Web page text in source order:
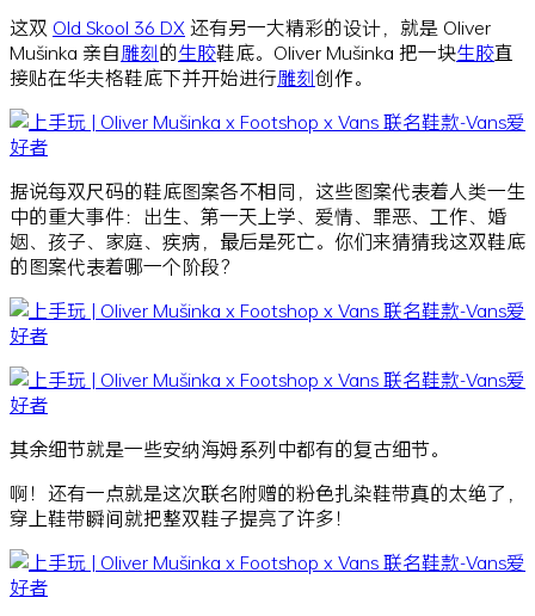
这双 Old Skool 36 DX 还有另一大精彩的设计，就是 Oliver
Mušinka 亲自雕刻的生胶鞋底。Oliver Mušinka 把一块生胶直
接贴在华夫格鞋底下并开始进行雕刻创作。
据说每双尺码的鞋底图案各不相同， 这些图案代表着人类一生
中的重大事件： 出生、第一天上学、爱情、罪恶、工作、婚
姻、孩子、家庭、疾病，最后是死亡。 你们来猜猜我这双鞋底
的图案代表着哪一个阶段？
其余细节就是一些安纳海姆系列中都有的复古细节。
啊！还有一点就是这次联名附赠的粉色扎染鞋带真的太绝了，
穿上鞋带瞬间就把整双鞋子提亮了许多！